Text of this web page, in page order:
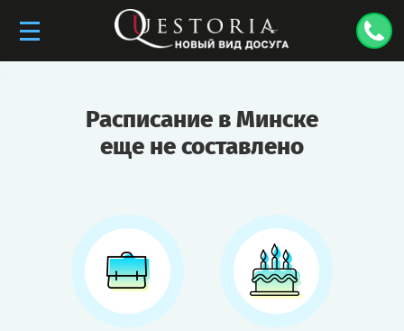
Расписание в Минске
еще не составлено